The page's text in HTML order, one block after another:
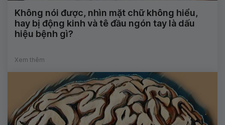
Không nói được, nhìn mặt chữ không hiểu,
hay bị động kinh và tê đầu ngón tay là dấu
hiệu bệnh gì?
Xem thêm